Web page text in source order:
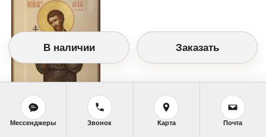
В наличии Заказать
Мессенджеры Звонок Карта Почта